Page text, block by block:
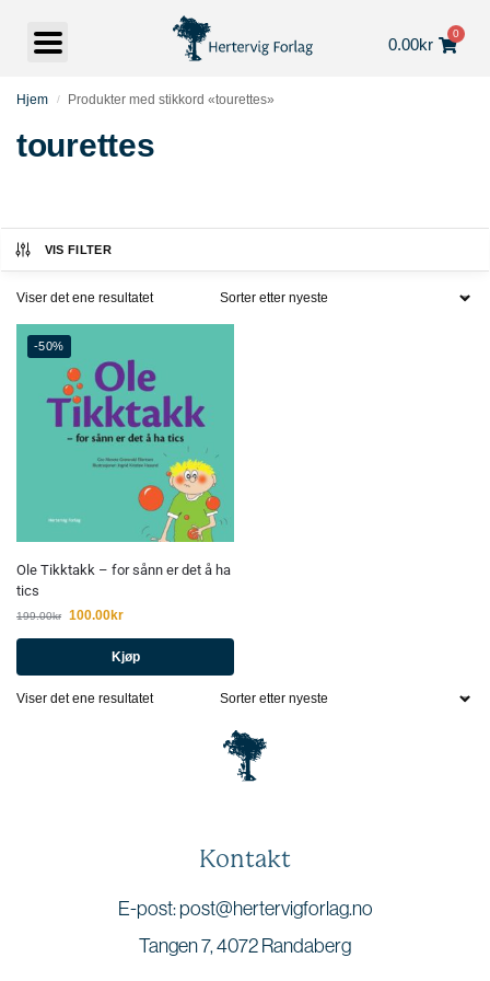
0.00kr
0
Hjem / Produkter med stikkord «tourettes»
tourettes
VIS FILTER
Viser det ene resultatet
-50%
Ole Tikktakk – for sånn er det å ha
tics
199.00kr 100.00kr
Kjøp
Viser det ene resultatet
Kontakt
E-post: post@hertervigforlag.no
Tangen 7, 4072 Randaberg